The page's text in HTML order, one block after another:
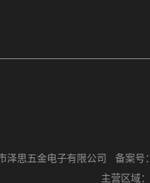
泽思五金电子有限公司 备案号：
主营区域：